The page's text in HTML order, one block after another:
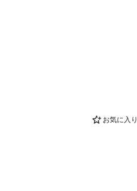
お気に入
が国債や埋蔵金なのに、さらに５
すと、この２０年間に２０カ国が
レもありました。もしもそうなれ
れず、我々国民は自身の手で資産
き債券バブル崩壊の時代に、どん
。状況を冷静に観察し、事態を深く